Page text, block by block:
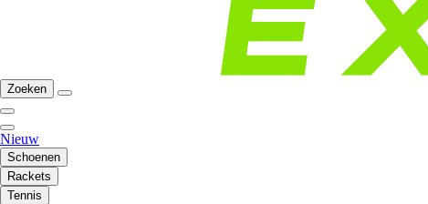
Zoeken
Nieuw
Schoenen
Rackets
Tennis